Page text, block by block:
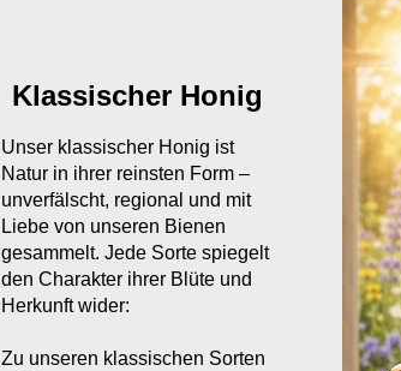
Klassischer Honig
Unser klassischer Honig ist
Natur in ihrer reinsten Form –
unverfälscht, regional und mit
Liebe von unseren Bienen
gesammelt. Jede Sorte spiegelt
den Charakter ihrer Blüte und
Herkunft wider:
Zu unseren klassischen Sorten